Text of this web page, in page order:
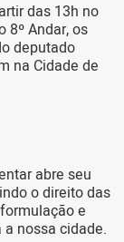
das 13h no
8º Andar, os
deputado
na Cidade de
abre seu
o direito das
e
nossa cidade.